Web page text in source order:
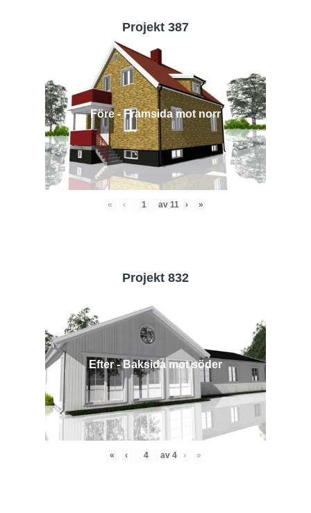
Projekt 387
Före - Framsida mot norr
« ‹ av 11 › »
Projekt 832
Efter - Baksida mot söder
« ‹ av 4 › »